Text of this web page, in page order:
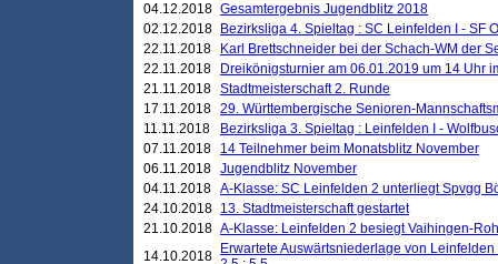
04.12.2018 Gesamtergebnis Jugendblitz 2018
02.12.2018
Bezirksliga 4. Spieltag : SC Leinfelden I - SF
22.11.2018
Karl Brettschneider bei der Schach-WM der
22.11.2018
Dreikönigsturnier am 06.01.2019 um 14 Uhr
21.11.2018 Stadtmeisterschaft 2. Runde
17.11.2018 29. Württembergische Senioren-
11.11.2018
Bezirksliga 3. Spieltag : Leinfelden I -
07.11.2018
14 Teilnehmer beim Monatsblitz November
06.11.2018 Jugendblitz November
04.11.2018 A-Klasse: SC Leinfelden 2 unterliegt Spvgg
24.10.2018 13. Stadtmeisterschaft gestartet
21.10.2018 A-Klasse: Leinfelden 2 besiegt Vaihingen-
14.10.2018
Erwartete Auswärtsniederlage von